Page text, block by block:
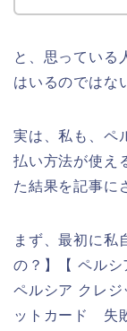
と、思っている
はいるのではな
実は、私も、ペ
払い方法が使え
た結果を記事に
まず、最初に私
の？】【 ペル
ペルシア クレ
ットカード 失